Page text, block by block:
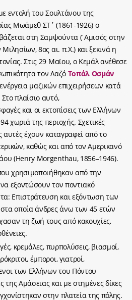
εντολή του Σουλτάνου της
Μωάμεθ ΣΤ΄ (1861-1926) ο
στη Σαμψούντα (᾿Αμισός στην
Μιλησίων, 8ος αι. π.Χ.) και ξεκινά η
Στις 29 Μαϊου, ο Κεμάλ ανέθεσε
τον Λαζό Τοπάλ Οσμάν
μαζικών επιχειρήσεων κατά
πλαίσιο αυτό,
και οι εκτοπίσεις των Ελλήνων
χωριά της περιοχής. Σχετικές
αυτές έχουν καταγραφεί από το
καθώς και από τον Αμερικανό
(Henry Morgenthau‎‎, 1856–1946).
χρησιμοποιήθηκαν από την
εξοντώσουν τον ποντιακό
Επιστράτευση και εξόντωση των
οποία άνδρες άνω των 45 ετών
τη ζωή τους από κακουχίες,
κρεμάλες, πυρπολύσεις, βιασμοί,
έμποροι, γιατροί,
των Ελλήνων του Πόντου
της Αμάσειας και με στημένες δίκες
στην πλατεία της πόλης.